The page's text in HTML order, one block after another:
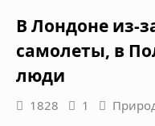
В Лондоне из-
самолеты, в
люди
1828 1